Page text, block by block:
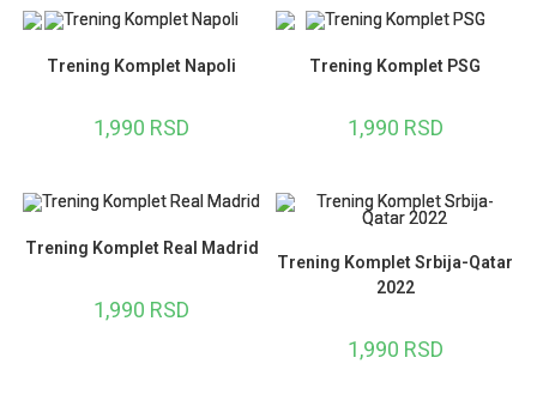
Trening Komplet Napoli
1,990 RSD
Trening Komplet PSG
1,990 RSD
Trening Komplet Real Madrid
1,990 RSD
Trening Komplet Srbija-Qatar
2022
1,990 RSD